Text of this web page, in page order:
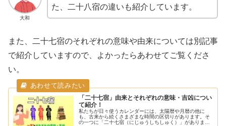
大和
た、二十八宿の違いも紹介しています。
また、二十七宿のそれぞれの意味や由来については別記事
で紹介していますので、よかったらあわせてご覧くださ
い。
「二十七宿」由来とそれぞれの意味・吉凶につい
て紹介！
私たちが日々使うカレンダーには、太陽暦や月暦の他に
も、古来から続くさまざまな時間の区切りがあります。そ
の一つに「二十七宿（にじゅうしちしゅく）」がありま